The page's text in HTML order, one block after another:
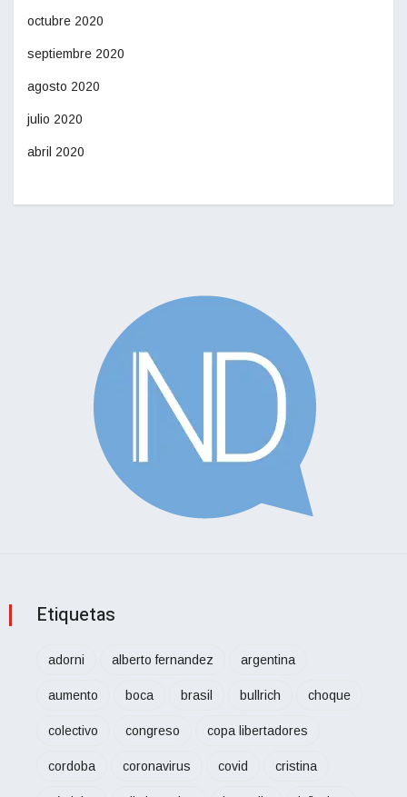
octubre 2020
septiembre 2020
agosto 2020
julio 2020
abril 2020
Etiquetas
adorni alberto fernandez argentina
aumento boca brasil bullrich choque
colectivo congreso copa libertadores
cordoba coronavirus covid cristina